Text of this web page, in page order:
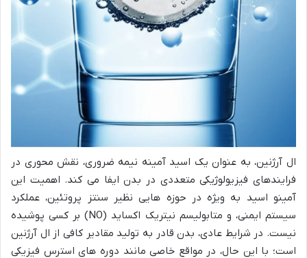
ال آرژنین، به عنوان یک اسید آمینه نیمه ضروری، نقش محوری در
فرایندهای فیزیولوژیکی متعددی در بدن ایفا می کند. اهمیت این
آمینو اسید به ویژه در حوزه هایی نظیر سنتز پروتئین، عملکرد
سیستم ایمنی، و متابولیسم نیتریک اکساید (NO) بر کسی پوشیده
نیست. در شرایط عادی، بدن قادر به تولید مقادیر کافی از ال آرژنین
است؛ با این حال، در مواقع خاصی مانند دوره های استرس فیزیکی